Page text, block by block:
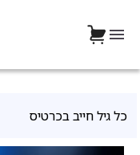
כל גיל חייב בכרטיס